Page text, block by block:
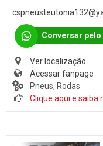
Conversar pelo
Ver localização
Acessar fanpage
Pneus, Rodas
Clique aqui e saiba